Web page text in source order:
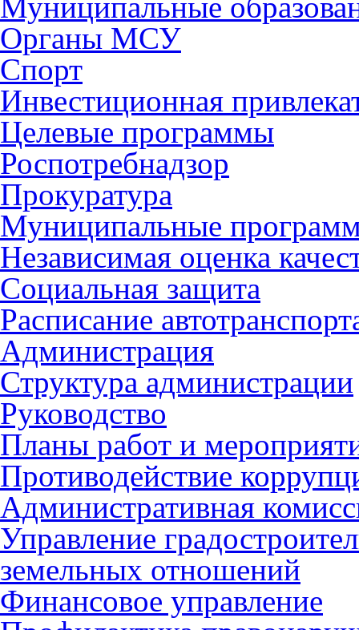
Органы МСУ
Спорт
Инвестиционная
Целевые программы
Роспотребнадзор
Прокуратура
Муниципальные
Независимая оценка
Социальная защита
Расписание
Администрация
Структура администрации
Руководство
Планы работ и
Противодействие
Административная
Управление
земельных отношений
Финансовое управление